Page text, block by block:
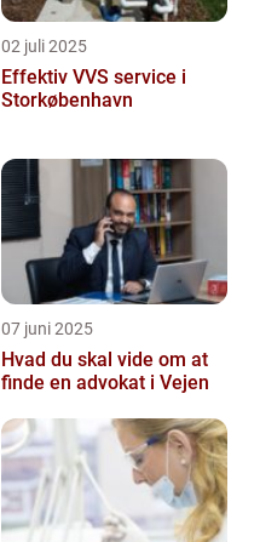
02 juli 2025
Effektiv VVS service i
Storkøbenhavn
07 juni 2025
Hvad du skal vide om at
finde en advokat i Vejen